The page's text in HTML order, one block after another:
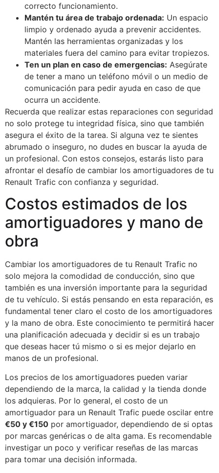
correcto funcionamiento.
Mantén tu área de trabajo ordenada: Un espacio
limpio y ordenado ayuda a prevenir accidentes.
Mantén las herramientas organizadas y los
materiales fuera del camino para evitar tropiezos.
Ten un plan en caso de emergencias: Asegúrate
de tener a mano un teléfono móvil o un medio de
comunicación para pedir ayuda en caso de que
ocurra un accidente.
Recuerda que realizar estas reparaciones con seguridad
no solo protege tu integridad física, sino que también
asegura el éxito de la tarea. Si alguna vez te sientes
abrumado o inseguro, no dudes en buscar la ayuda de
un profesional. Con estos consejos, estarás listo para
afrontar el desafío de cambiar los amortiguadores de tu
Renault Trafic con confianza y seguridad.
Costos estimados de los
amortiguadores y mano de
obra
Cambiar los amortiguadores de tu Renault Trafic no
solo mejora la comodidad de conducción, sino que
también es una inversión importante para la seguridad
de tu vehículo. Si estás pensando en esta reparación, es
fundamental tener claro el costo de los amortiguadores
y la mano de obra. Este conocimiento te permitirá hacer
una planificación adecuada y decidir si es un trabajo
que deseas hacer tú mismo o si es mejor dejarlo en
manos de un profesional.
Los precios de los amortiguadores pueden variar
dependiendo de la marca, la calidad y la tienda donde
los adquieras. Por lo general, el costo de un
amortiguador para un Renault Trafic puede oscilar entre
€50 y €150 por amortiguador, dependiendo de si optas
por marcas genéricas o de alta gama. Es recomendable
investigar un poco y verificar reseñas de las marcas
para tomar una decisión informada.